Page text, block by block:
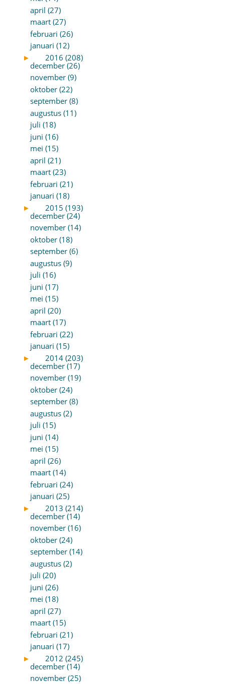
april (27)
maart (27)
februari (26)
januari (12)
►
2016 (208)
december (26)
november (9)
oktober (22)
september (8)
augustus (11)
juli (18)
juni (16)
mei (15)
april (21)
maart (23)
februari (21)
januari (18)
►
2015 (193)
december (24)
november (14)
oktober (18)
september (6)
augustus (9)
juli (16)
juni (17)
mei (15)
april (20)
maart (17)
februari (22)
januari (15)
►
2014 (203)
december (17)
november (19)
oktober (24)
september (8)
augustus (2)
juli (15)
juni (14)
mei (15)
april (26)
maart (14)
februari (24)
januari (25)
►
2013 (214)
december (14)
november (16)
oktober (24)
september (14)
augustus (2)
juli (20)
juni (26)
mei (18)
april (27)
maart (15)
februari (21)
januari (17)
►
2012 (245)
december (14)
november (25)